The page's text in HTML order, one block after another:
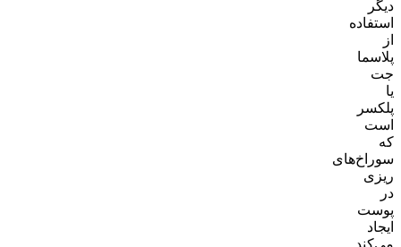
دیگر
استفاده
از
پلاسما
جت
یا
پلکسر
است
که
سوراخ‌های
ریزی
در
پوست
ایجاد